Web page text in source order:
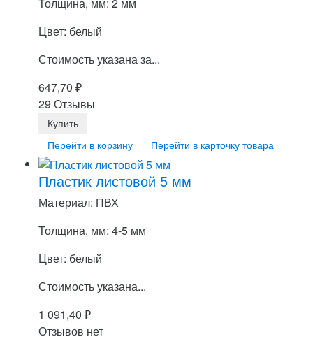
Цвет: белый
Стоимость указана за...
647,70 ₽
29 Отзывы
Перейти в корзину Перейти в карточку товара
Пластик листовой 5 мм
Материал: ПВХ
Толщина, мм: 4-5 мм
Цвет: белый
Стоимость указана...
1 091,40 ₽
Отзывов нет